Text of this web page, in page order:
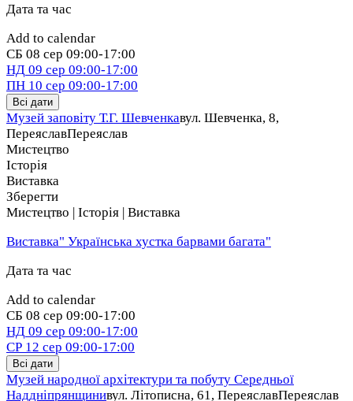
Дата та час
Add to calendar
СБ 08 сер 09:00-17:00
НД 09 сер 09:00-17:00
ПН 10 сер 09:00-17:00
Всі дати
Музей заповіту Т.Г. Шевченкавул. Шевченка, 8,
ПереяславПереяслав
Мистецтво
Історія
Виставка
Зберегти
Мистецтво | Історія | Виставка
Виставка" Українська хустка барвами багата"
Дата та час
Add to calendar
СБ 08 сер 09:00-17:00
НД 09 сер 09:00-17:00
СР 12 сер 09:00-17:00
Всі дати
Музей народної архітектури та побуту Середньої
Наддніпрянщинивул. Літописна, 61, ПереяславПереяслав